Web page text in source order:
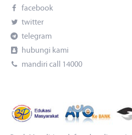
facebook
twitter
telegram
hubungi kami
mandiri call 14000